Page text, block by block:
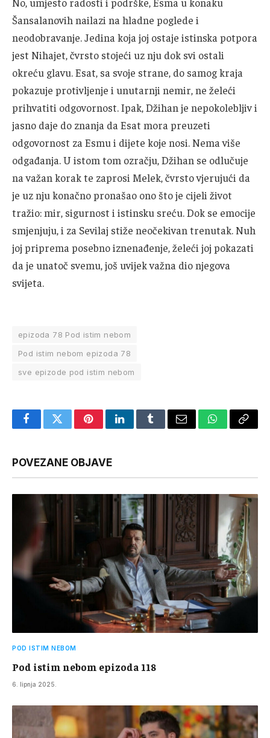
Šansalanovih nailazi na hladne poglede i
neodobravanje. Jedina koja joj ostaje istinska potpora
jest Nihajet, čvrsto stojeći uz nju dok svi ostali
okreću glavu. Esat, sa svoje strane, do samog kraja
pokazuje protivljenje i unutarnji nemir, ne želeći
prihvatiti odgovornost. Ipak, Džihan je nepokolebljiv i
jasno daje do znanja da Esat mora preuzeti
odgovornost za Esmu i dijete koje nosi. Nema više
odgađanja. U istom tom ozračju, Džihan se odlučuje
na važan korak te zaprosi Melek, čvrsto vjerujući da
je uz nju konačno pronašao ono što je cijeli život
tražio: mir, sigurnost i istinsku sreću. Dok se emocije
smjenjuju, i za Sevilaj stiže neočekivan trenutak. Nuh
joj priprema posebno iznenađenje, želeći joj pokazati
da je unatoč svemu, još uvijek važna dio njegova
svijeta.
epizoda 78 Pod istim nebom
Pod istim nebom epizoda 78
sve epizode pod istim nebom
FacebookTwitterPinterestLinkedInTumblrEmail WhatsApp
Copy
POVEZANE OBJAVE
POD ISTIM NEBOM
Pod istim nebom epizoda 118
6. lipnja 2025.